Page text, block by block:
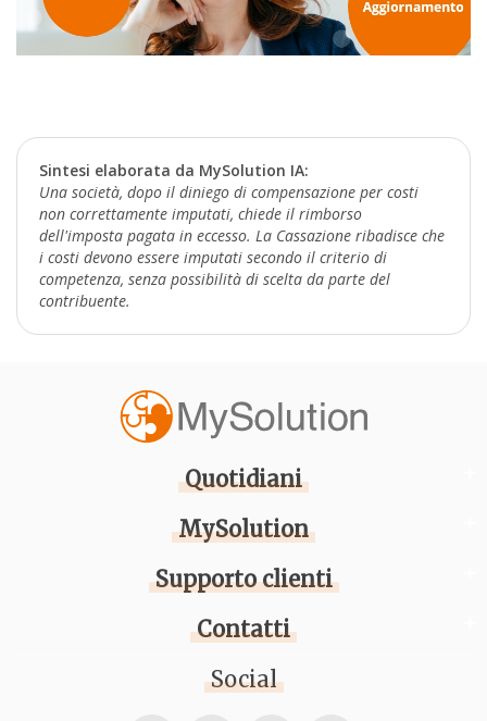
Sintesi elaborata da MySolution IA:
Una società, dopo il diniego di compensazione per costi
non correttamente imputati, chiede il rimborso
dell'imposta pagata in eccesso. La Cassazione ribadisce che
i costi devono essere imputati secondo il criterio di
competenza, senza possibilità di scelta da parte del
contribuente.
Quotidiani
MySolution
Supporto clienti
Contatti
Social